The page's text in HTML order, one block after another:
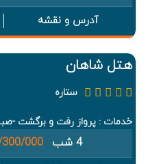
آدرس و نقشه
هتل شاهان
ستاره
خدمات : پرواز رفت و برگشت -صبحانه-7
4 شب 14/300/000